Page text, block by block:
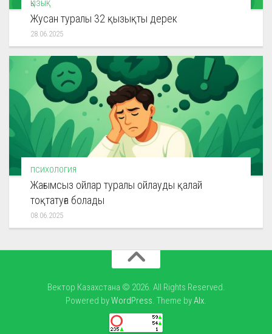
ҚЫЗЫҚ
Жусан туралы 32 қызықты дерек
28.06.2025
ПСИХОЛОГИЯ
Жағымсыз ойлар туралы ойлауды қалай
тоқтатуға болады
08.06.2025
Вектор Казахстана © 2026. All Rights Reserved.
Powered byWordPress. Theme byAlx.